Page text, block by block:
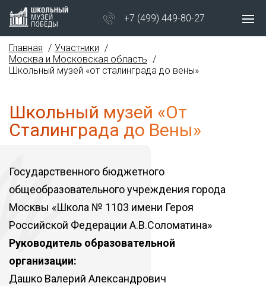
+7 (499) 449-80-27
Главная
Участники
Москва и Московская область
Школьный музей «от сталинграда до вены»
Школьный музей «От
Сталинграда до Вены»
Государственного бюджетного
общеобразовательного учреждения города
Москвы «Школа № 1103 имени Героя
Российской Федерации А.В.Соломатина»
Руководитель образовательной
организации:
Дашко Валерий Александрович